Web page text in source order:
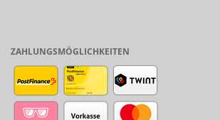
ZAHLUNGSMÖGLICHKEITEN